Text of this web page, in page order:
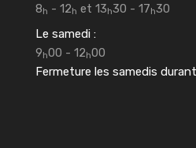
8h - 12h et 13h30 - 17h30
Le samedi :
9h00 - 12h00
Fermeture les samedis